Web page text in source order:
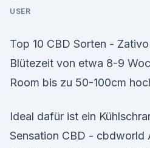
USER
Top 10 CBD Sorten -
Blütezeit von etwa 8-9
Room bis zu 50-100cm
Ideal dafür ist ein
Sensation CBD - cbdworld